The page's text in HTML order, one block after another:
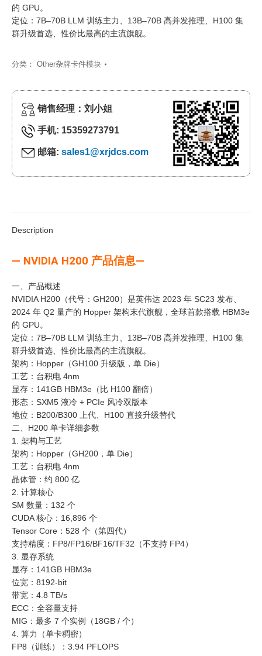
的 GPU。
定位：7B–70B LLM 训练主力、13B–70B 高并发推理、H100 集
群升级首选、性价比最高的主流旗舰。
分类： Other杂牌卡件模块
销售经理：刘小姐
手机: 15359273791
邮箱: sales1@xrjdcs.com
Description
— NVIDIA H200 产品信息—
一、产品概述
NVIDIA H200（代号：GH200）是英伟达 2023 年 SC23 发布、
2024 年 Q2 量产的 Hopper 架构末代旗舰，全球首款搭载 HBM3e
的 GPU。
定位：7B–70B LLM 训练主力、13B–70B 高并发推理、H100 集
群升级首选、性价比最高的主流旗舰。
架构：Hopper（GH100 升级版，单 Die）
工艺：台积电 4nm
显存：141GB HBM3e（比 H100 翻倍）
形态：SXM5 液冷 + PCIe 风冷双版本
地位：B200/B300 上代、H100 直接升级替代
二、H200 单卡详细参数
1. 架构与工艺
架构：Hopper（GH200，单 Die）
工艺：台积电 4nm
晶体管：约 800 亿
2. 计算核心
SM 数量：132 个
CUDA 核心：16,896 个
Tensor Core：528 个（第四代）
支持精度：FP8/FP16/BF16/TF32（不支持 FP4）
3. 显存系统
显存：141GB HBM3e
位宽：8192-bit
带宽：4.8 TB/s
ECC：全容量支持
MIG：最多 7 个实例（18GB / 个）
4. 算力（单卡稠密）
FP8（训练）：3.94 PFLOPS